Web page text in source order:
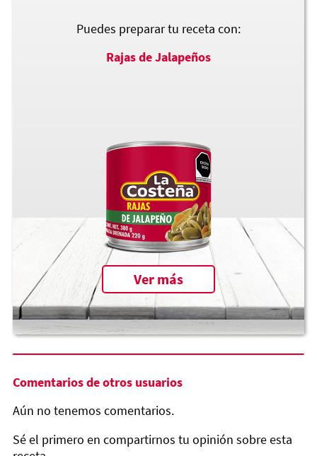
Puedes preparar tu receta con:
Rajas de Jalapeños
Ver más
Comentarios de otros usuarios
Aún no tenemos comentarios.
Sé el primero en compartirnos tu opinión sobre esta